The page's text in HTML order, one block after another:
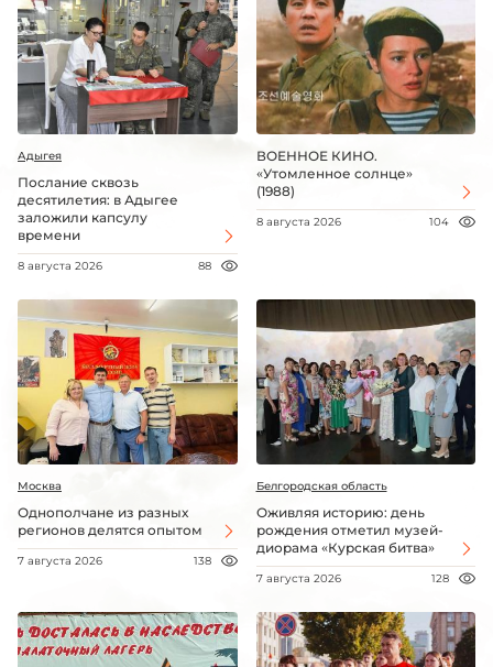
Адыгея
Послание сквозь
десятилетия: в Адыгее
заложили капсулу
времени
8 августа 2026 88
ВОЕННОЕ КИНО.
«Утомленное солнце»
(1988)
8 августа 2026 104
Москва
Однополчане из разных
регионов делятся опытом
7 августа 2026 138
Белгородская область
Оживляя историю: день
рождения отметил музей-
диорама «Курская битва»
7 августа 2026 128